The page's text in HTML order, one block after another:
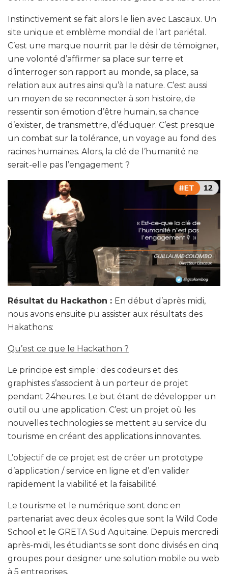
Instinctivement se fait alors le lien avec Lascaux. Un
site unique et emblème mondial de l’art pariétal.
C’est une marque nourrit par le désir de témoigner,
une volonté d’affirmer sa place sur terre et
d’interroger son rapport au monde, sa place, sa
relation aux autres ainsi qu’à la nature. C’est aussi
un moyen de se reconnecter à son histoire, de
ressentir son émotion d’être humain, sa chance
d’exister, de transmettre, d’éduquer. C’est presque
un combat sur la tolérance, un voyage au fond des
racines humaines. Alors, la clé de l’humanité ne
serait-elle pas l’engagement ?
Résultat du Hackathon : En début d’après midi,
nous avons ensuite pu assister aux résultats des
Hakathons:
Qu’est ce que le Hackathon ?
Le principe est simple : des codeurs et des
graphistes s’associent à un porteur de projet
pendant 24heures. Le but étant de développer un
outil ou une application. C’est un projet où les
nouvelles technologies se mettent au service du
tourisme en créant des applications innovantes.
L’objectif de ce projet est de créer un prototype
d’application / service en ligne et d’en valider
rapidement la viabilité et la faisabilité.
Le tourisme et le numérique sont donc en
partenariat avec deux écoles que sont la Wild Code
School et le GRETA Sud Aquitaine. Depuis mercredi
après-midi, les étudiants se sont donc divisés en cinq
groupes pour designer une solution mobile ou web
à 5 entreprises.